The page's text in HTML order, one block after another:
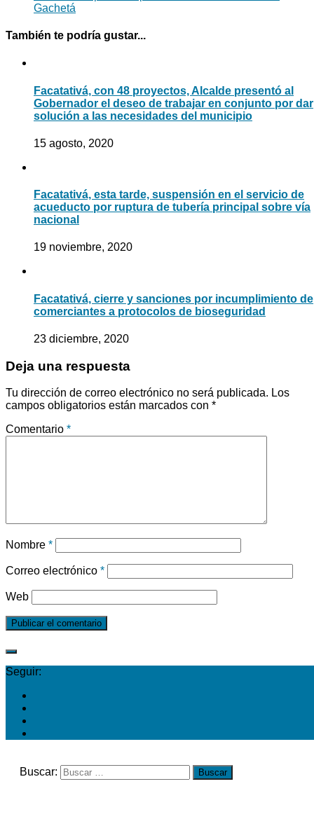
Gachetá
También te podría gustar...
Facatativá, con 48 proyectos, Alcalde presentó al
Gobernador el deseo de trabajar en conjunto por dar
solución a las necesidades del municipio
15 agosto, 2020
Facatativá, esta tarde, suspensión en el servicio de
acueducto por ruptura de tubería principal sobre vía
nacional
19 noviembre, 2020
Facatativá, cierre y sanciones por incumplimiento de
comerciantes a protocolos de bioseguridad
23 diciembre, 2020
Deja una respuesta
Tu dirección de correo electrónico no será publicada. Los
campos obligatorios están marcados con *
Comentario *
Nombre *
Correo electrónico *
Web
Seguir:
Buscar: